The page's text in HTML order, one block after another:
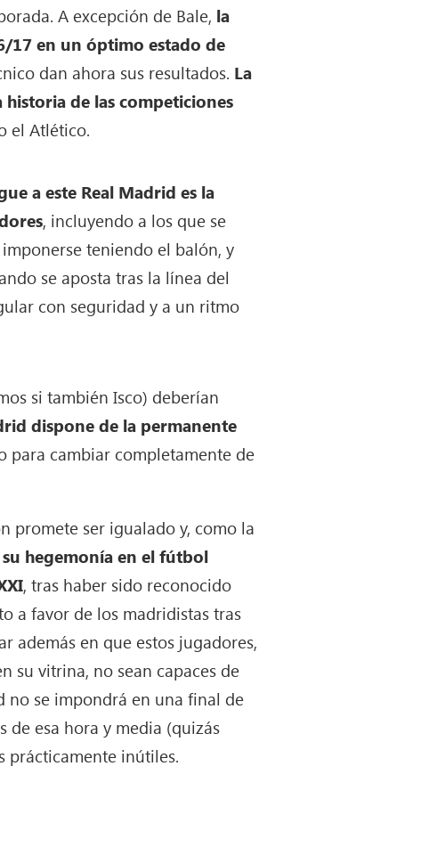
A excepción de Bale, la
17 en un óptimo estado de
dan ahora sus resultados. La
de las competiciones
el Atlético.
a este Real Madrid es la
, incluyendo a los que se
teniendo el balón, y
se aposta tras la línea del
con seguridad y a un ritmo
si también Isco) deberían
dispone de la permanente
para cambiar completamente de
promete ser igualado y, como la
hegemonía en el fútbol
, tras haber sido reconocido
a favor de los madridistas tras
además en que estos jugadores,
su vitrina, no sean capaces de
no se impondrá en una final de
de esa hora y media (quizás
prácticamente inútiles.